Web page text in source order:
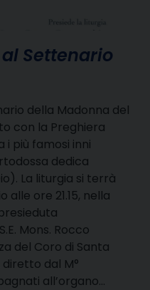
Settenario
della Madonna del
con la Preghiera
i più famosi inni
dedica
La liturgia si terrà
alle ore 21.15, nella
Mons. Rocco
del Coro di Santa
diretto dal M°
all’organo…